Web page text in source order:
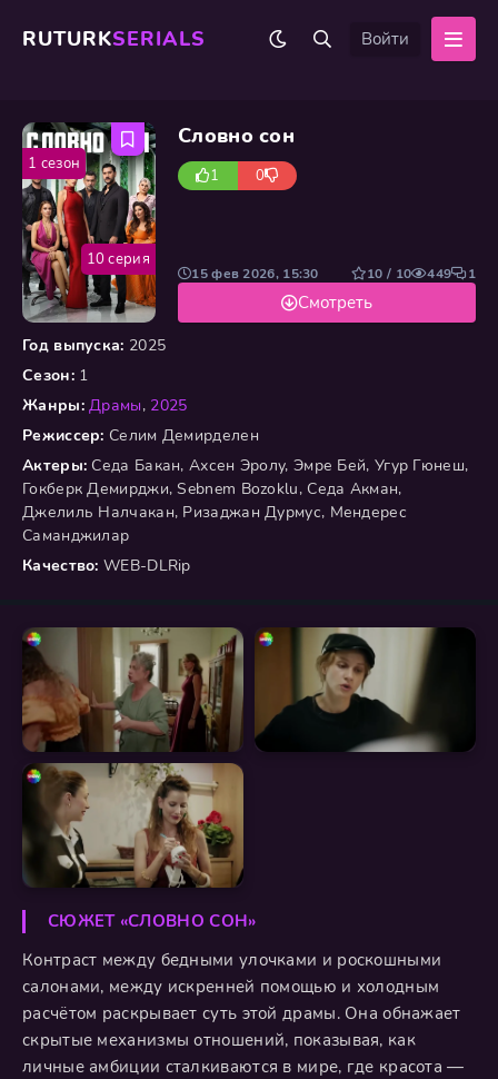
RUTURKSERIALS Войти
Словно сон
1 0
Год выпуска: 2025
Сезон:1
Жанры: Драмы, 2025
Режиссер: Селим Демирделен
Актеры: Седа Бакан, Ахсен Эролу, Эмре Бей, Угур Гюнеш,
Гокберк Демирджи, Sebnem Bozoklu, Седа Акман,
Джелиль Налчакан, Ризаджан Дурмус, Мендерес
Саманджилар
Качество: WEB-DLRip
Смотреть
15 фев 2026, 15:30 10 / 10 449 1
10 серия
1 сезон
СЮЖЕТ «СЛОВНО СОН»
Контраст между бедными улочками и роскошными
салонами, между искренней помощью и холодным
расчётом раскрывает суть этой драмы. Она обнажает
скрытые механизмы отношений, показывая, как
личные амбиции сталкиваются в мире, где красота —